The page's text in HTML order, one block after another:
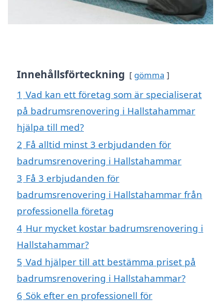
Innehållsförteckning gömma
1 Vad kan ett företag som är specialiserat
på badrumsrenovering i Hallstahammar
hjälpa till med?
2 Få alltid minst 3 erbjudanden för
badrumsrenovering i Hallstahammar
3 Få 3 erbjudanden för
badrumsrenovering i Hallstahammar från
professionella företag
4 Hur mycket kostar badrumsrenovering i
Hallstahammar?
5 Vad hjälper till att bestämma priset på
badrumsrenovering i Hallstahammar?
6 Sök efter en professionell för